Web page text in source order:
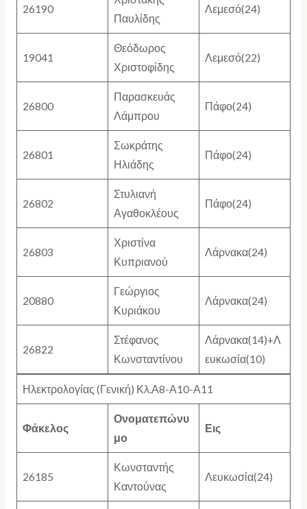
26190
Παυλίδης
Λεμεσό(24)
19041
Θεόδωρος
Χριστοφίδης
Λεμεσό(22)
26800
Παρασκευάς
Λάμπρου
Πάφο(24)
26801
Σωκράτης
Ηλιάδης
Πάφο(24)
26802
Στυλιανή
Αγαθοκλέους
Πάφο(24)
26803
Χριστίνα
Κυπριανού
Λάρνακα(24)
20880
Γεώργιος
Κυριάκου
Λάρνακα(24)
26822
Στέφανος
Κωνσταντίνου
Λάρνακα(14)+Λ
ευκωσία(10)
Ηλεκτρολογίας (Γενική) Κλ.Α8-Α10-Α11
Φάκελος
Ονοματεπώνυ
μο
Εις
26185
Κωνσταντής
Καντούνας
Λευκωσία(24)